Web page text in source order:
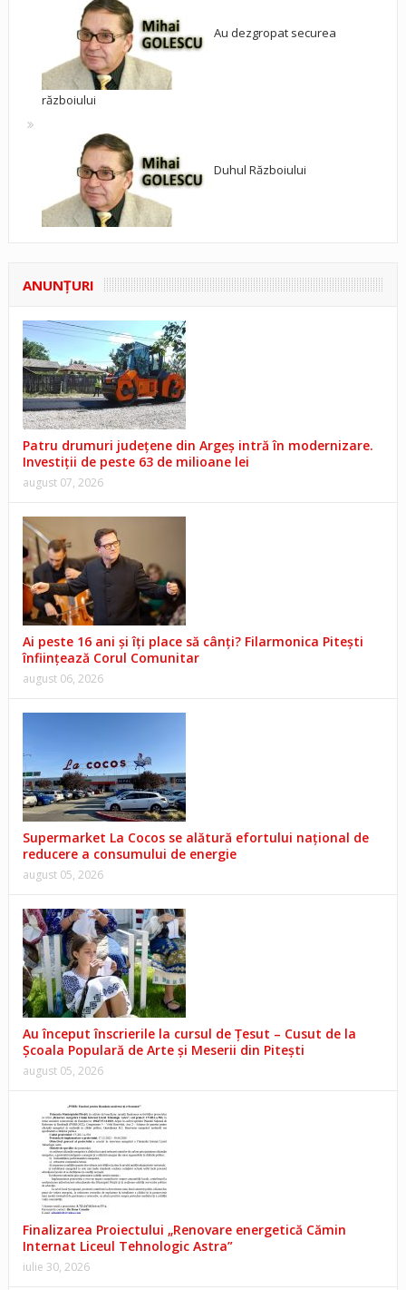
Au dezgropat securea
războiului
Duhul Războiului
ANUNŢURI
Patru drumuri județene din Argeș intră în modernizare.
Investiții de peste 63 de milioane lei
august 07, 2026
Ai peste 16 ani și îți place să cânți? Filarmonica Pitești
înființează Corul Comunitar
august 06, 2026
Supermarket La Cocos se alătură efortului național de
reducere a consumului de energie
august 05, 2026
Au început înscrierile la cursul de Țesut – Cusut de la
Școala Populară de Arte și Meserii din Pitești
august 05, 2026
Finalizarea Proiectului „Renovare energetică Cămin
Internat Liceul Tehnologic Astra”
iulie 30, 2026